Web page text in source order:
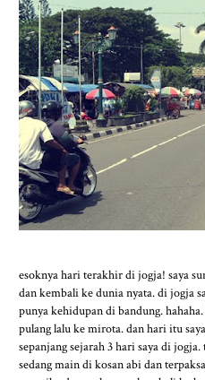
esoknya hari terakhir di jogja! saya
dan kembali ke dunia nyata. di jogja
punya kehidupan di bandung.
pulang lalu ke mirota. dan hari itu
sepanjang sejarah 3 hari saya di
sedang main di kosan abi dan